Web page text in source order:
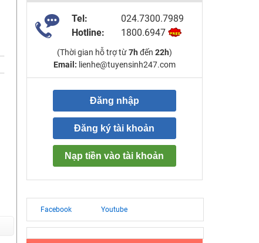
Tel:
024.7300.7989
Hotline:
1800.6947
(Thời gian hỗ trợ từ7h đến 22h)
Email: lienhe@tuyensinh247.com
Đăng nhập
Đăng ký tài khoản
Nạp tiền vào tài khoản
Facebook Youtube